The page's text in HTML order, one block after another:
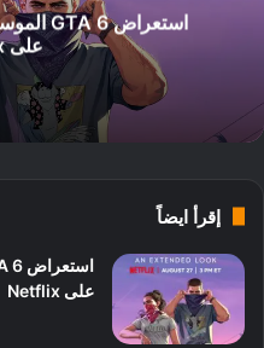
على Netflix
إقرأ ايضاً
على Netflix